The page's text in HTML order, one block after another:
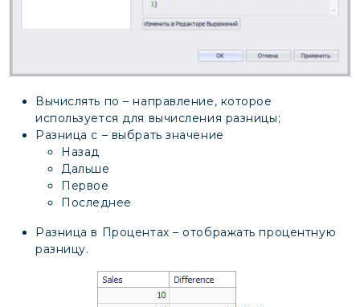
Вычислять по – направление, которое
используется для вычисления разницы;
Разница с – выбрать значение
Назад
Дальше
Первое
Последнее
Разница в Процентах – отображать процентную
разницу.